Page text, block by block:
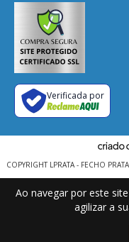
Ao navegar por este site
agilizar a
Verificada por
COPYRIGHT LPRATA - FECHO